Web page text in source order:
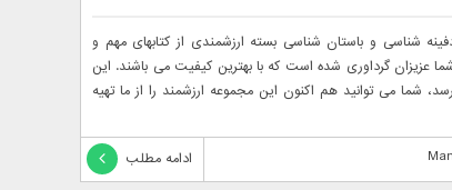
شناسی و باستان شناسی بسته ارزشمندی از کتابهای مهم و
عزیزان گرداوری شده است که با بهترین کیفیت می باشند. این
شما می توانید هم اکنون این مجموعه ارزشمند را از ما تهیه
ادامه مطلب